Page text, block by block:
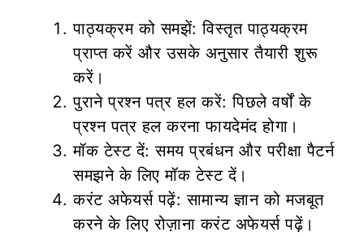
पाठ्यक्रम को समझें: विस्तृत पाठ्यक्रम
प्राप्त करें और उसके अनुसार तैयारी शुरू
करें।
पुराने प्रश्न पत्र हल करें: पिछले वर्षों के
प्रश्न पत्र हल करना फायदेमंद होगा।
मॉक टेस्ट दें: समय प्रबंधन और परीक्षा पैटर्न
समझने के लिए मॉक टेस्ट दें।
करंट अफेयर्स पढ़ें: सामान्य ज्ञान को मजबूत
करने के लिए रोज़ाना करंट अफेयर्स पढ़ें।